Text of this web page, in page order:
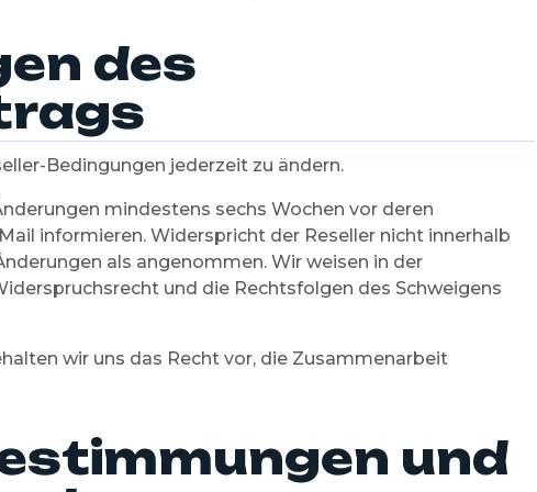
des
Bedingungen jederzeit zu ändern.
mindestens sechs Wochen vor deren
informieren. Widerspricht der Reseller nicht innerhalb
als angenommen. Wir weisen in der
und die Rechtsfolgen des Schweigens
wir uns das Recht vor, die Zusammenarbeit
und